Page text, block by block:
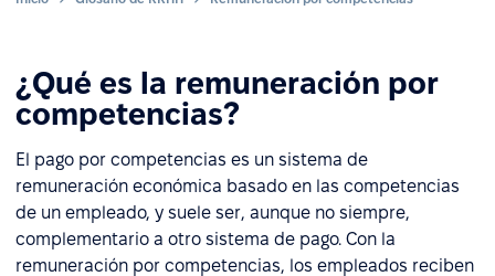
¿Qué es la remuneración por
competencias?
El pago por competencias es un sistema de
remuneración económica basado en las competencias
de un empleado, y suele ser, aunque no siempre,
complementario a otro sistema de pago. Con la
remuneración por competencias, los empleados reciben